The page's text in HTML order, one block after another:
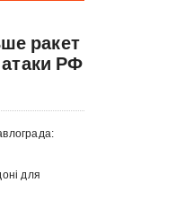
ракет
РФ
для